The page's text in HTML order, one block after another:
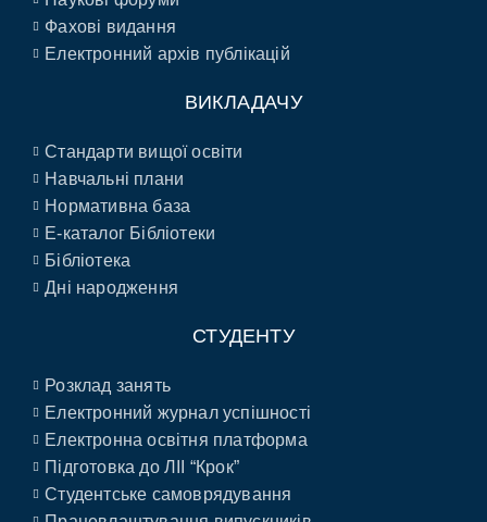
Фахові видання
Електронний архів публікацій
ВИКЛАДАЧУ
Стандарти вищої освіти
Навчальні плани
Нормативна база
E-каталог Бібліотеки
Бібліотека
Дні народження
СТУДЕНТУ
Розклад занять
Електронний журнал успішності
Електронна освітня платформа
Підготовка до ЛІІ “Крок”
Студентське самоврядування